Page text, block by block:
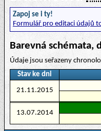
Zapoj se i ty!
Formulář pro editaci údajů
Barevná schémata,
Údaje jsou seřazeny
Stav ke dni
21.11.2015
13.07.2014